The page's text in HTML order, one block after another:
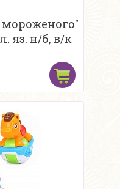
мороженого"
яз. н/б, в/к